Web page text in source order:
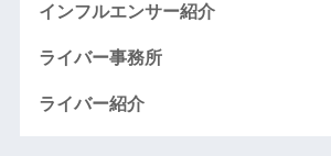
インフルエンサー紹介
ライバー事務所
ライバー紹介